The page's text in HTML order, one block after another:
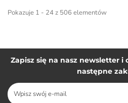
Pokazuje 1 - 24 z 506 elementów
Zapisz się na nasz newsletter i
następne